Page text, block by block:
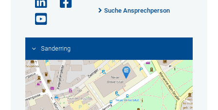
Suche Ansprechperson
Sanderring